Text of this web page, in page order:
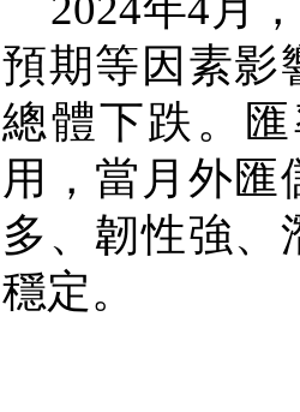
預期等因素影
總體下跌。
用，當月外匯
多、韌性強、
穩定。